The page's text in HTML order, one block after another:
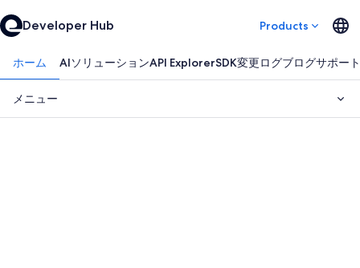
Developer Hub Products
ホーム AIソリューションAPI ExplorerSDK変更ログブログサポート
メニュー